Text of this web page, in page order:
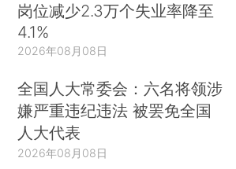
岗位减少2.3万个失业率降至
4.1%
2026年08月08日
全国人大常委会：六名将领涉
嫌严重违纪违法 被罢免全国
人大代表
2026年08月08日